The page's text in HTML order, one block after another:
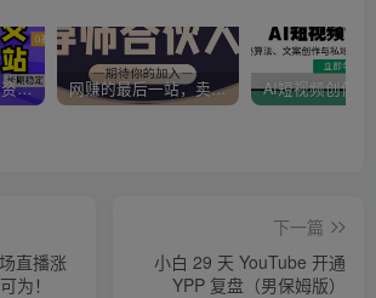
【全自动成交虚拟资源站】站长唯一陪跑项目！月入10W+~长期稳定~ 网赚的最后一站，卖项目！做网赚顶级猎食者~
直播涨
为！
下一篇
小白 29 天 YouTube 开通
YPP 复盘（男保姆版）